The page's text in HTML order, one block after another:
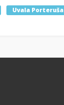
Uvala Porteruša